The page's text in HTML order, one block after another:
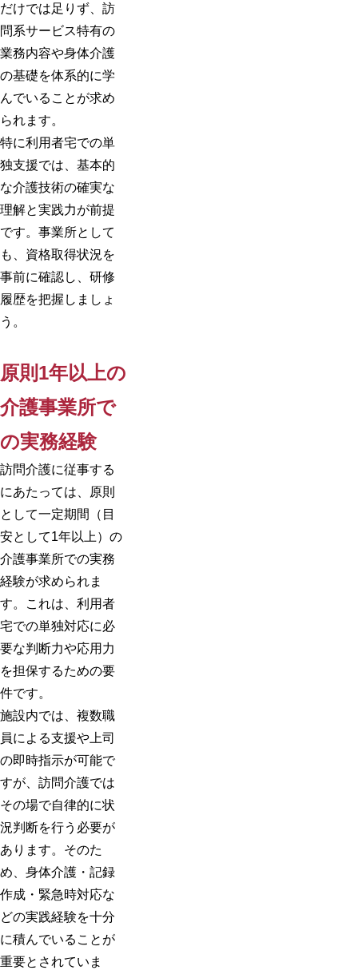
だけでは足りず、訪
問系サービス特有の
業務内容や身体介護
の基礎を体系的に学
んでいることが求め
られます。
特に利用者宅での単
独支援では、基本的
な介護技術の確実な
理解と実践力が前提
です。事業所として
も、資格取得状況を
事前に確認し、研修
履歴を把握しましょ
う。
原則1年以上の
介護事業所で
の実務経験
訪問介護に従事する
にあたっては、原則
として一定期間（目
安として1年以上）の
介護事業所での実務
経験が求められま
す。これは、利用者
宅での単独対応に必
要な判断力や応用力
を担保するための要
件です。
施設内では、複数職
員による支援や上司
の即時指示が可能で
すが、訪問介護では
その場で自律的に状
況判断を行う必要が
あります。そのた
め、身体介護・記録
作成・緊急時対応な
どの実践経験を十分
に積んでいることが
重要とされていま